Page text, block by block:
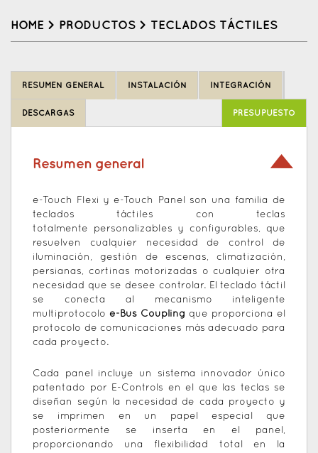
HOME > PRODUCTOS > TECLADOS TÁCTILES
RESUMEN GENERAL INSTALACIÓN INTEGRACIÓN
DESCARGAS PRESUPUESTO
Resumen general
e-Touch Flexi y e-Touch Panel son una familia de
teclados táctiles con teclas
totalmente personalizables y configurables, que
resuelven cualquier necesidad de control de
iluminación, gestión de escenas, climatización,
persianas, cortinas motorizadas o cualquier otra
necesidad que se desee controlar. El teclado táctil
se conecta al mecanismo inteligente
multiprotocolo e-Bus Coupling que proporciona el
protocolo de comunicaciones más adecuado para
cada proyecto.
Cada panel incluye un sistema innovador único
patentado por E-Controls en el que las teclas se
diseñan según la necesidad de cada proyecto y
se imprimen en un papel especial que
posteriormente se inserta en el panel,
proporcionando una flexibilidad total en la